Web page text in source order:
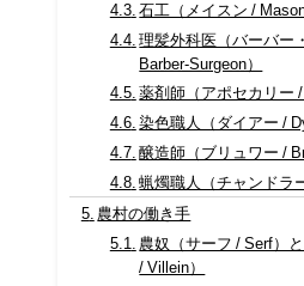
石工（メイスン / Mason
理髪外科医（バーバー
Barber-Surgeon）
薬剤師（アポセカリー /
染色職人（ダイアー /
醸造師（ブリュワー /
蝋燭職人（チャンドラ
農村の働き手
農奴（サーフ / Serf）
/ Villein）